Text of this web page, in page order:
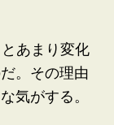
あまり変化
。その理由
気がする。